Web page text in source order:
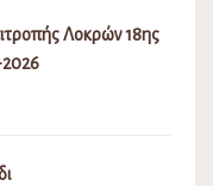
Λοκρών 18ης
2026